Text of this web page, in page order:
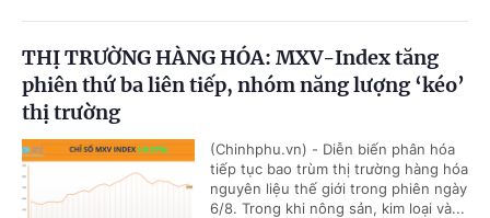
THỊ TRƯỜNG HÀNG HÓA: MXV-Index tăng
phiên thứ ba liên tiếp, nhóm năng lượng ‘kéo’
thị trường
(Chinhphu.vn) - Diễn biến phân hóa
tiếp tục bao trùm thị trường hàng hóa
nguyên liệu thế giới trong phiên ngày
6/8. Trong khi nông sản, kim loại và...